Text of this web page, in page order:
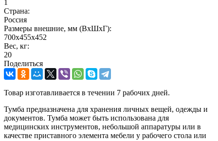
1
Страна:
Россия
Размеры внешние, мм (ВхШхГ):
700x455x452
Вес, кг:
20
Поделиться
Товар изготавливается в течении 7 рабочих дней.
Тумба предназначена для хранения личных вещей, одежды и
документов. Тумба может быть использована для
медицинских инструментов, небольшой аппаратуры или в
качестве приставного элемента мебели у рабочего стола или